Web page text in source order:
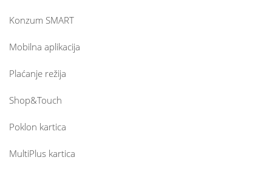
Konzum SMART
Mobilna aplikacija
Plaćanje režija
Shop&Touch
Poklon kartica
MultiPlus kartica